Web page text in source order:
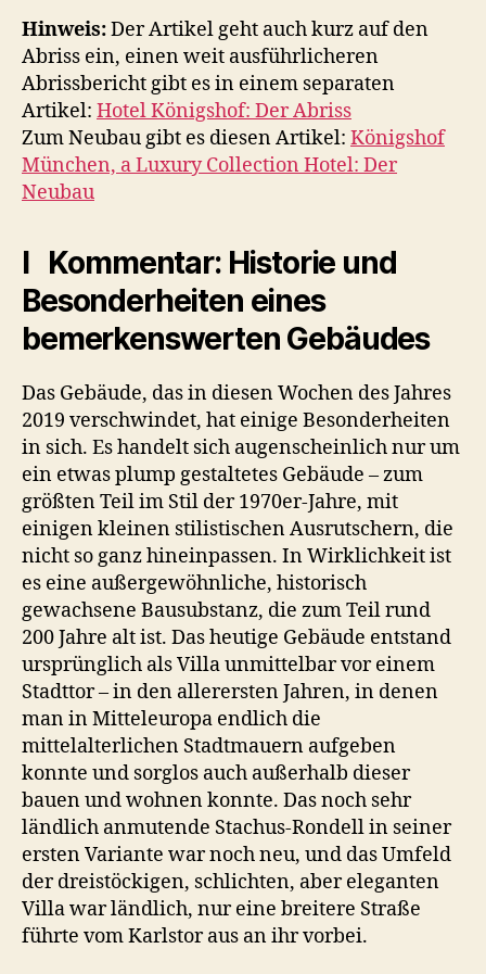
Hinweis:Der Artikel geht auch kurz auf den
Abriss ein, einen weit ausführlicheren
Abrissbericht gibt es in einem separaten
Artikel: Hotel Königshof: Der Abriss
Zum Neubau gibt es diesen Artikel: Königshof
München, a Luxury Collection Hotel: Der
Neubau
I Kommentar: Historie und
Besonderheiten eines
bemerkenswerten Gebäudes
Das Gebäude, das in diesen Wochen des Jahres
2019 verschwindet, hat einige Besonderheiten
in sich. Es handelt sich augenscheinlich nur um
ein etwas plump gestaltetes Gebäude – zum
größten Teil im Stil der 1970er-Jahre, mit
einigen kleinen stilistischen Ausrutschern, die
nicht so ganz hineinpassen. In Wirklichkeit ist
es eine außergewöhnliche, historisch
gewachsene Bausubstanz, die zum Teil rund
200 Jahre alt ist. Das heutige Gebäude entstand
ursprünglich als Villa unmittelbar vor einem
Stadttor – in den allerersten Jahren, in denen
man in Mitteleuropa endlich die
mittelalterlichen Stadtmauern aufgeben
konnte und sorglos auch außerhalb dieser
bauen und wohnen konnte. Das noch sehr
ländlich anmutende Stachus-Rondell in seiner
ersten Variante war noch neu, und das Umfeld
der dreistöckigen, schlichten, aber eleganten
Villa war ländlich, nur eine breitere Straße
führte vom Karlstor aus an ihr vorbei.